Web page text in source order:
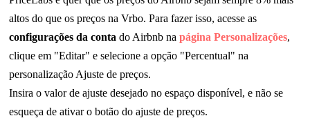
altos do que os preços na Vrbo. Para fazer isso, acesse as
configurações da conta do Airbnb na página Personalizações,
clique em "Editar" e selecione a opção "Percentual" na
personalização Ajuste de preços.
Insira o valor de ajuste desejado no espaço disponível, e não se
esqueça de ativar o botão do ajuste de preços.